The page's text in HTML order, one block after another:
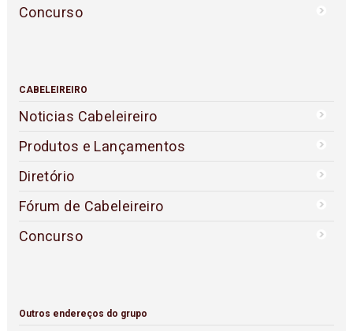
Concurso
CABELEIREIRO
Noticias Cabeleireiro
Produtos e Lançamentos
Diretório
Fórum de Cabeleireiro
Concurso
Outros endereços do grupo